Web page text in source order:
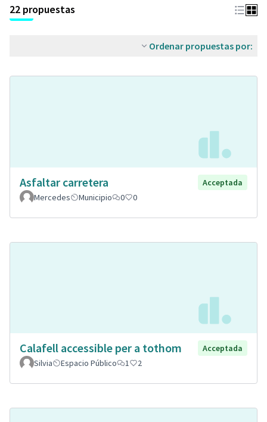
22 propuestas
Ordenar propuestas por:
Asfaltar carretera
Acceptada
Mercedes
Municipio 0 0
Calafell accessible per a tothom
Acceptada
Silvia
Espacio Público 1 2